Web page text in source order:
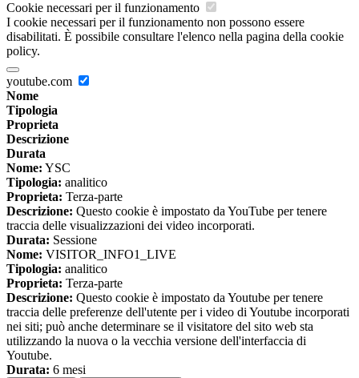
Cookie necessari per il funzionamento
I cookie necessari per il funzionamento non possono essere
disabilitati. È possibile consultare l'elenco nella pagina della cookie
policy.
youtube.com
Nome
Tipologia
Proprieta
Descrizione
Durata
Nome: YSC
Tipologia: analitico
Proprieta: Terza-parte
Descrizione: Questo cookie è impostato da YouTube per tenere
traccia delle visualizzazioni dei video incorporati.
Durata: Sessione
Nome: VISITOR_INFO1_LIVE
Tipologia: analitico
Proprieta: Terza-parte
Descrizione: Questo cookie è impostato da Youtube per tenere
traccia delle preferenze dell'utente per i video di Youtube incorporati
nei siti; può anche determinare se il visitatore del sito web sta
utilizzando la nuova o la vecchia versione dell'interfaccia di
Youtube.
Durata: 6 mesi